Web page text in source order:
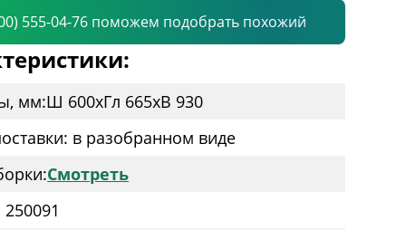
555-04-76 поможем подобрать похожий
мм:Ш 600xГл 665xВ 930
в разобранном виде
Смотреть